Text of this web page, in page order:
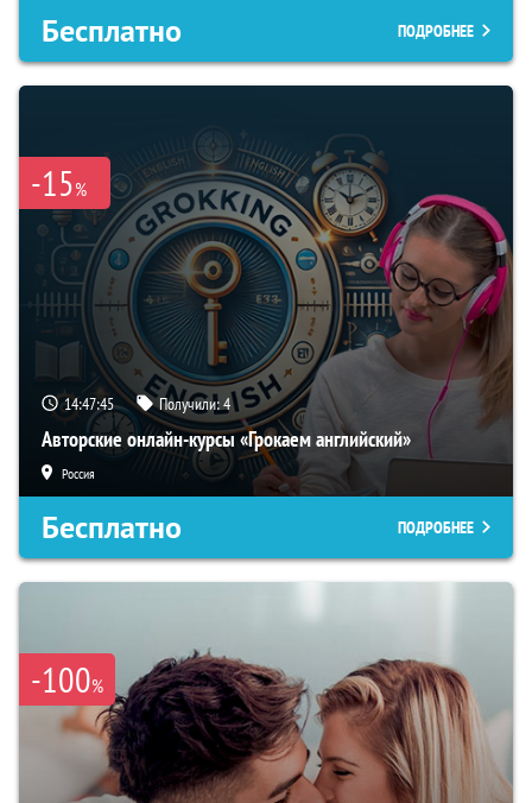
Бесплатно ПОДРОБНЕЕ
-15%
14:47:43 Получили:4
Авторские онлайн-курсы «Грокаем английский»
Россия
Бесплатно ПОДРОБНЕЕ
-100%